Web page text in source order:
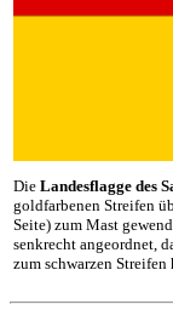
Die Landesflagge des
goldfarbenen Streifen
Seite) zum Mast
senkrecht angeordnet,
zum schwarzen Streifen